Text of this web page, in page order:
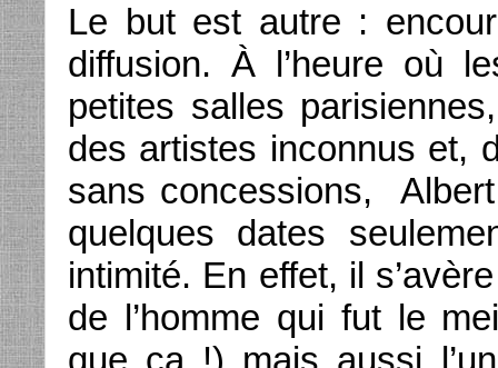
Le but est autre :
diffusion. À l’heure où
petites salles
des artistes inconnus et,
sans concessions,
quelques dates
intimité. En effet, il
de l’homme qui fut le
que ça !) mais aussi